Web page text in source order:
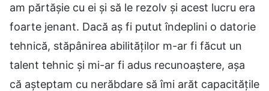
am părtășie cu ei și să le rezolv și acest lucru era
foarte jenant. Dacă aș fi putut îndeplini o datorie
tehnică, stăpânirea abilităților m-ar fi făcut un
talent tehnic și mi-ar fi adus recunoaștere, așa
că așteptam cu nerăbdare să îmi arăt capacitățile